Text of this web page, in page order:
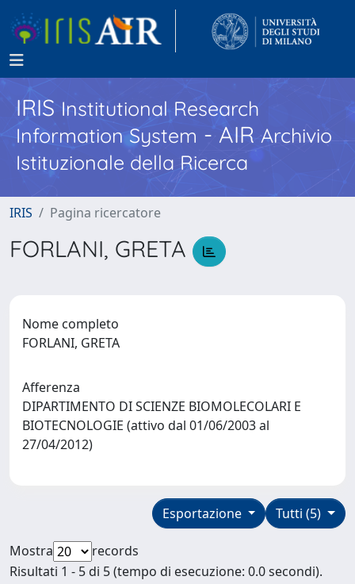
IRISInstitutional Research
Information System - AIR Archivio
Istituzionale della Ricerca
IRIS Pagina ricercatore
FORLANI, GRETA
Nome completo
FORLANI, GRETA
Afferenza
DIPARTIMENTO DI SCIENZE BIOMOLECOLARI E
BIOTECNOLOGIE (attivo dal 01/06/2003 al
27/04/2012)
Tutti (5)
Esportazione
Mostra
records
Risultati 1 - 5 di 5 (tempo di esecuzione: 0.0 secondi).